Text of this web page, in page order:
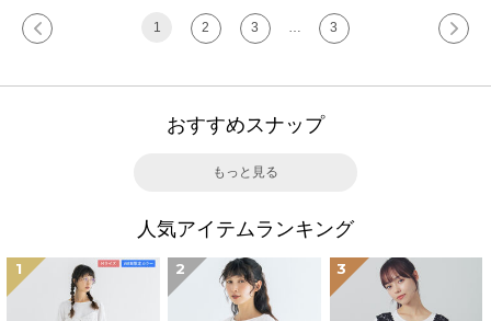
1 2 3 3
おすすめスナップ
もっと見る
人気アイテムランキング
1 2 3